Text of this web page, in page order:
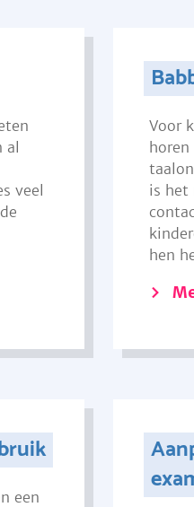
veel
Voor
horen
is het
hen
een